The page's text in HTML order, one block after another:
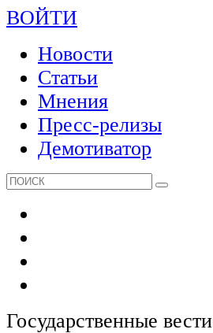
ВОЙТИ
Новости
Статьи
Мнения
Пресс-релизы
Демотиватор
Государственные вести